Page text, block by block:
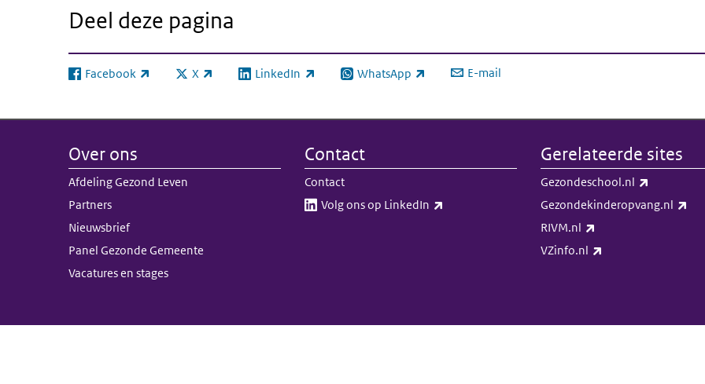
Deel deze pagina
Facebook
(externe link) X
(externe link) LinkedIn
(externe link) WhatsApp
(externe link) E-mail
Over ons
Afdeling Gezond Leven
Partners
Nieuwsbrief
Panel Gezonde Gemeente
Vacatures en stages
Contact
Contact
Volg ons op LinkedIn​​
Gerelateerde sites
Gezondeschool.nl
Gezondekinderopvang.nl
RIVM.nl
VZinfo.nl